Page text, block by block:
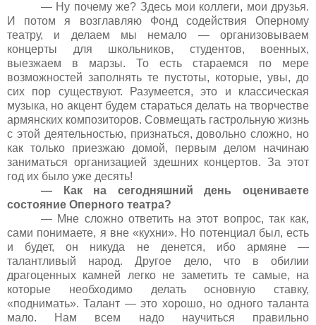
— Ну почему же? Здесь мои коллеги, мои друзья.
И потом я возглавляю Фонд содействия Оперному
театру, и делаем мы немало — организовываем
концерты для школьников, студентов, военных,
выезжаем в марзы. То есть стараемся по мере
возможностей заполнять те пустоты, которые, увы, до
сих пор существуют. Разумеется, это и классическая
музыка, но акцент будем стараться делать на творчестве
армянских композиторов. Совмещать гастрольную жизнь
с этой деятельностью, признаться, довольно сложно, но
как только приезжаю домой, первым делом начинаю
заниматься организацией здешних концертов. За этот
год их было уже десять!
— Как на сегодняшний день оцениваете
состояние Оперного театра?
— Мне сложно ответить на этот вопрос, так как,
сами понимаете, я вне «кухни». Но потенциал был, есть
и будет, он никуда не денется, ибо армяне —
талантливый народ. Другое дело, что в обилии
драгоценных камней легко не заметить те самые, на
которые необходимо делать основную ставку,
«поднимать». Талант — это хорошо, но одного таланта
мало. Нам всем надо научиться правильно